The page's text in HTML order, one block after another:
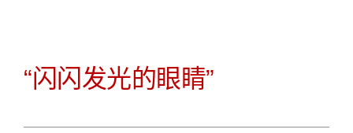
“闪闪发光的眼睛”